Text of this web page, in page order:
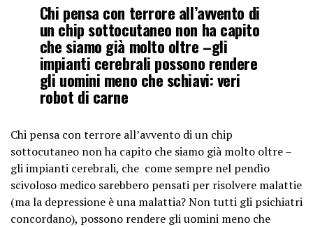
Chi pensa con terrore all’avvento di
un chip sottocutaneo non ha capito
che siamo già molto oltre –gli
impianti cerebrali possono rendere
gli uomini meno che schiavi: veri
robot di carne
Chi pensa con terrore all’avvento di un chip
sottocutaneo non ha capito che siamo già molto oltre –
gli impianti cerebrali, che come sempre nel pendìo
scivoloso medico sarebbero pensati per risolvere malattie
(ma la depressione è una malattia? Non tutti gli psichiatri
concordano), possono rendere gli uomini meno che